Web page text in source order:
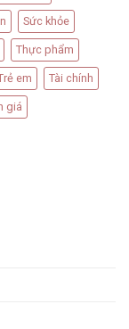
Sức khỏe
Thực phẩm
em Tài chính
giá